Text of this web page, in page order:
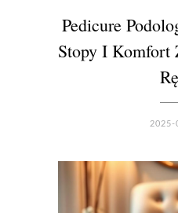
Pedicure
Stopy I Komfort
2025-